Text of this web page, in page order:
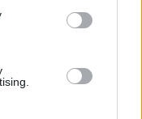
il carpione per
tempo di
penetrare in
il piatto molto